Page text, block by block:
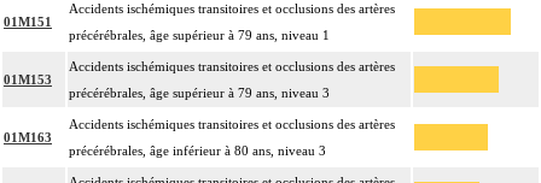
01M151
Accidents ischémiques transitoires et occlusions des artères
précérébrales, âge supérieur à 79 ans, niveau 1
01M153
Accidents ischémiques transitoires et occlusions des artères
précérébrales, âge supérieur à 79 ans, niveau 3
01M163
Accidents ischémiques transitoires et occlusions des artères
précérébrales, âge inférieur à 80 ans, niveau 3